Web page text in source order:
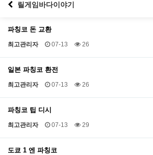
릴게임바다이야기
파칭코 돈 교환
최고관리자 07-13 26
일본 파칭코 환전
최고관리자 07-13 26
파칭코 팁 디시
최고관리자 07-13 29
도쿄 1 엔 파칭코